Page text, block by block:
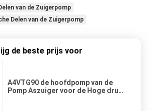
van de Zuigerpomp
Delen van de Zuigerpomp
de beste prijs voor
A4VTG90 de hoofdpomp van de
Pomp Aszuiger voor de Hoge druk